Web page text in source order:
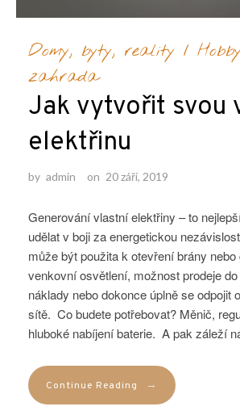
Domy, byty, reality / Hobby
zahrada
Jak vytvořit svou
elektřinu
by admin on 20 září, 2019
Generování vlastní elektřiny – to
udělat v boji za energetickou
může být použita k otevření brány
venkovní osvětlení, možnost prodeje
náklady nebo dokonce úplně se odpojit
sítě. Co budete potřebovat? Měnič,
hluboké nabíjení baterie. A pak záleží
Continue Reading →